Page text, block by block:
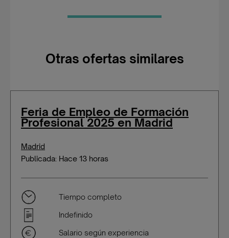
Otras ofertas similares
Feria de Empleo de Formación
Profesional 2025 en Madrid
Madrid
Publicada: Hace 13 horas
Tiempo completo
Indefinido
Salario según experiencia